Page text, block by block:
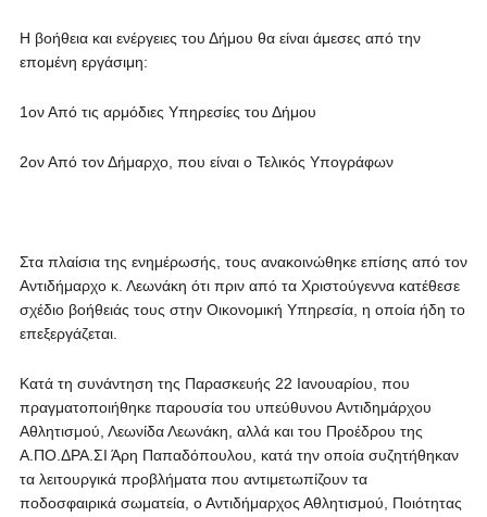
Η βοήθεια και ενέργειες του Δήμου θα είναι άμεσες από την
επομένη εργάσιμη:
1ον Από τις αρμόδιες Υπηρεσίες του Δήμου
2ον Από τον Δήμαρχο, που είναι ο Τελικός Υπογράφων
Στα πλαίσια της ενημέρωσής, τους ανακοινώθηκε επίσης από τον
Αντιδήμαρχο κ. Λεωνάκη ότι πριν από τα Χριστούγεννα κατέθεσε
σχέδιο βοήθειάς τους στην Οικονομική Υπηρεσία, η οποία ήδη το
επεξεργάζεται.
Κατά τη συνάντηση της Παρασκευής 22 Ιανουαρίου, που
πραγματοποιήθηκε παρουσία του υπεύθυνου Αντιδημάρχου
Αθλητισμού, Λεωνίδα Λεωνάκη, αλλά και του Προέδρου της
Α.ΠΟ.ΔΡΑ.ΣΙ Άρη Παπαδόπουλου, κατά την οποία συζητήθηκαν
τα λειτουργικά προβλήματα που αντιμετωπίζουν τα
ποδοσφαιρικά σωματεία, ο Αντιδήμαρχος Αθλητισμού, Ποιότητας